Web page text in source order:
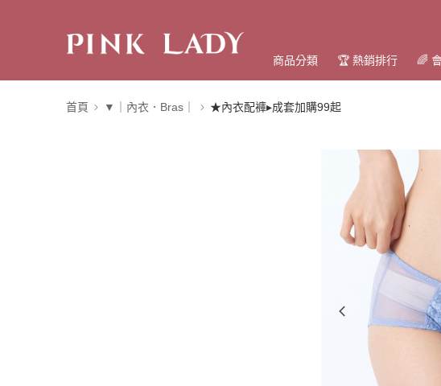
商品分類 🏆 熱銷排行 🌈
首頁 ▼｜內衣．Bras｜ ★內衣配褲▸成套加購99起